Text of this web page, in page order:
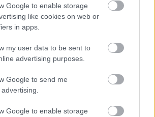
Google to enable storage
like cookies on web or
in apps.
my user data to be sent to
advertising purposes.
Google to send me
Google to enable storage
a terítéken